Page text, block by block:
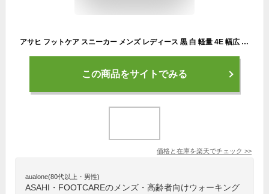
アサヒ フットケア スニーカー メンズ レディース 黒 白 軽量 4E 幅広 介護 高齢者 マジックテープ ベルクロ 履きやすい 歩きやすい 疲れにくい ASAHI FOOTCARE 002 ユニセックス アサヒシューズ ウォーキングシューズ 靴【2212】
この商品をサイトでみる
価格と在庫を楽天でチェック >>
aualone(80代以上・男性)
ASAHI・FOOTCAREのメンズ・高齢者向けウォーキング